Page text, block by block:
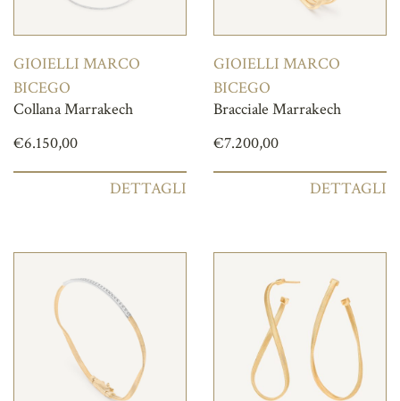
GIOIELLI MARCO
BICEGO
Collana Marrakech
€6.150,00
DETTAGLI
GIOIELLI MARCO
BICEGO
Bracciale Marrakech
€7.200,00
DETTAGLI